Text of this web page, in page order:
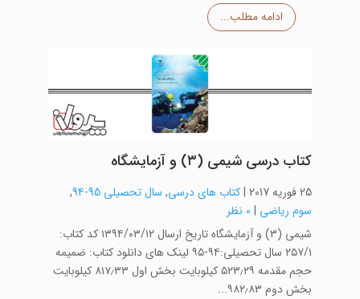
ادامه مطلب...
کتاب درسی شیمی (۳) و آزمایشگاه
25 فوریه 2017 |کتاب های درسی, سال تحصیلی 95-94
,
سوم ریاضی | 0 نظر
شیمی (۳) و آزمایشگاه تاریخ ارسال ۱۳۹۴/۰۳/۱۲ کد کتاب:
۲۵۷/۱ سال تحصیلی:۹۴-۹۵ لینک های دانلود کتاب: ضمیمه
حجم مقدمه ۵۲۳٫۲۹ کیلوبایت بخش اول ۸۱۷٫۳۳ کیلوبایت
بخش دوم ۹۸۲٫۸۳...